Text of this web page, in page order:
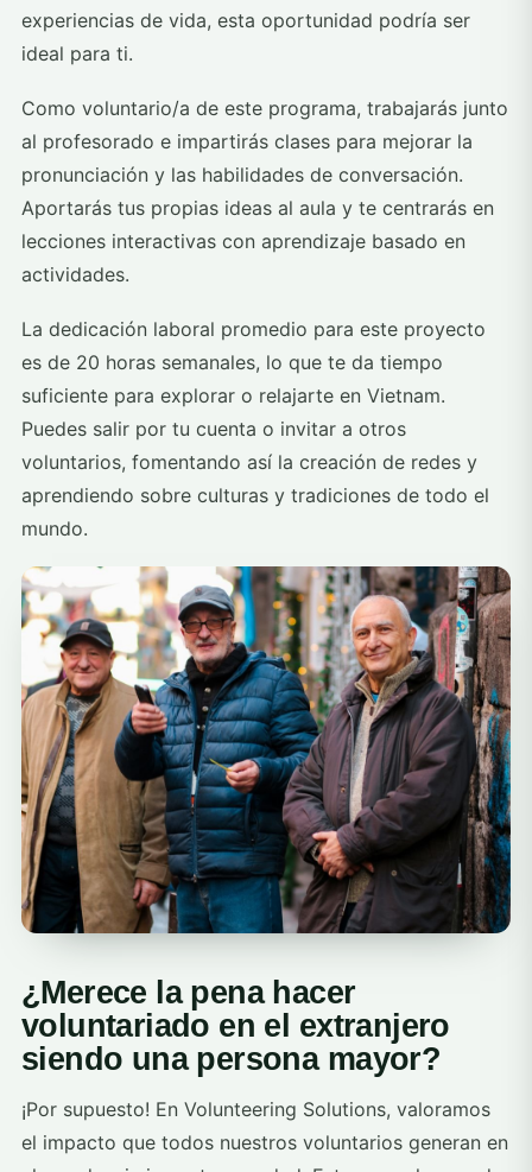
experiencias de vida, esta oportunidad podría ser
ideal para ti.
Como voluntario/a de este programa, trabajarás junto
al profesorado e impartirás clases para mejorar la
pronunciación y las habilidades de conversación.
Aportarás tus propias ideas al aula y te centrarás en
lecciones interactivas con aprendizaje basado en
actividades.
La dedicación laboral promedio para este proyecto
es de 20 horas semanales, lo que te da tiempo
suficiente para explorar o relajarte en Vietnam.
Puedes salir por tu cuenta o invitar a otros
voluntarios, fomentando así la creación de redes y
aprendiendo sobre culturas y tradiciones de todo el
mundo.
¿Merece la pena hacer
voluntariado en el extranjero
siendo una persona mayor?
¡Por supuesto! En Volunteering Solutions, valoramos
el impacto que todos nuestros voluntarios generan en